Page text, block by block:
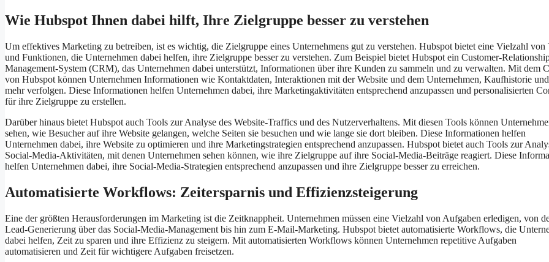
Wie Hubspot Ihnen dabei hilft, Ihre Zielgruppe besser zu verstehen
Um effektives Marketing zu betreiben, ist es wichtig, die Zielgruppe eines Unternehmens gut zu verstehen. Hubspot bietet eine Vielzahl von
und Funktionen, die Unternehmen dabei helfen, ihre Zielgruppe besser zu verstehen. Zum Beispiel bietet Hubspot ein Customer-
Management-System (CRM), das Unternehmen dabei unterstützt, Informationen über ihre Kunden zu sammeln und zu verwalten. Mit dem
von Hubspot können Unternehmen Informationen wie Kontaktdaten, Interaktionen mit der Website und dem Unternehmen, Kaufhistorie
mehr verfolgen. Diese Informationen helfen Unternehmen dabei, ihre Marketingaktivitäten entsprechend anzupassen und personalisierten
für ihre Zielgruppe zu erstellen.
Darüber hinaus bietet Hubspot auch Tools zur Analyse des Website-Traffics und des Nutzerverhaltens. Mit diesen Tools können
sehen, wie Besucher auf ihre Website gelangen, welche Seiten sie besuchen und wie lange sie dort bleiben. Diese Informationen helfen
Unternehmen dabei, ihre Website zu optimieren und ihre Marketingstrategien entsprechend anzupassen. Hubspot bietet auch Tools zur
Social-Media-Aktivitäten, mit denen Unternehmen sehen können, wie ihre Zielgruppe auf ihre Social-Media-Beiträge reagiert. Diese
helfen Unternehmen dabei, ihre Social-Media-Strategien entsprechend anzupassen und ihre Zielgruppe besser zu erreichen.
Automatisierte Workflows: Zeitersparnis und Effizienzsteigerung
Eine der größten Herausforderungen im Marketing ist die Zeitknappheit. Unternehmen müssen eine Vielzahl von Aufgaben erledigen, von
Lead-Generierung über das Social-Media-Management bis hin zum E-Mail-Marketing. Hubspot bietet automatisierte Workflows, die
dabei helfen, Zeit zu sparen und ihre Effizienz zu steigern. Mit automatisierten Workflows können Unternehmen repetitive Aufgaben
automatisieren und Zeit für wichtigere Aufgaben freisetzen.